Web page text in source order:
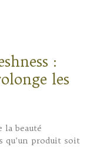
:
les
la beauté
qu’un produit soit